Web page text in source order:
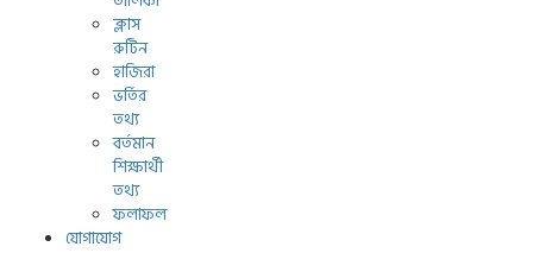
ক্লাস
রুটিন
হাজিরা
ভর্তির
তথ্য
বর্তমান
শিক্ষার্থী
তথ্য
ফলাফল
যোগাযোগ